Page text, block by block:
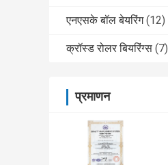
एनएसके बॉल बेयरिंग (12)
क्रॉस्ड रोलर बियरिंग्स (7)
प्रमाणन